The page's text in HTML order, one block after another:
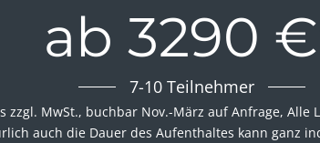
ab 3290
7-10 Teilnehmer
zzgl. MwSt., buchbar Nov.-März auf Anfrage, Alle
auch die Dauer des Aufenthaltes kann ganz